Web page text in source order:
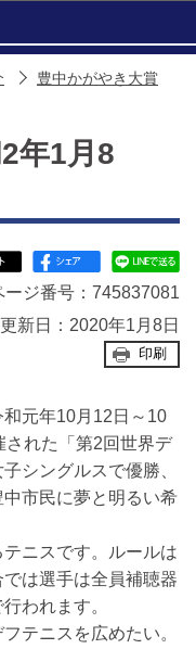
豊中かがやき大賞
年1月8
ージ番号：745837081
更新日：2020年1月8日
印刷
元年10月12日～10
された「第2回世界デ
シングルスで優勝、
市民に夢と明るい希
ニスです。ルールは
は選手は全員補聴器
われます。
テニスを広めたい。